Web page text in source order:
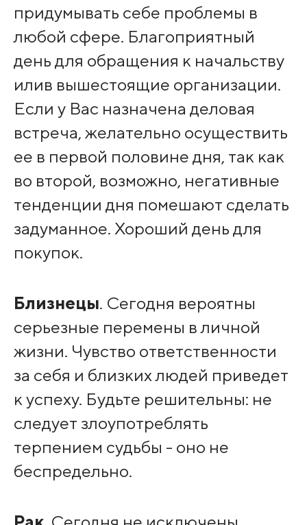
придумывать себе проблемы в
любой сфере. Благоприятный
день для обращения к начальству
илив вышестоящие организации.
Если у Вас назначена деловая
встреча, желательно осуществить
ее в первой половине дня, так как
во второй, возможно, негативные
тенденции дня помешают сделать
задуманное. Хороший день для
покупок.
Близнецы. Сегодня вероятны
серьезные перемены в личной
жизни. Чувство ответственности
за себя и близких людей приведет
к успеху. Будьте решительны: не
следует злоупотреблять
терпением судьбы - оно не
беспредельно.